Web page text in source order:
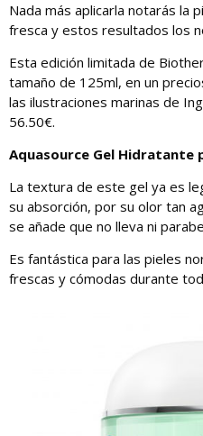
Nada más aplicarla notarás la
fresca y estos resultados los
Esta edición limitada de
tamaño de 125ml, en un
las ilustraciones marinas de
56.50€.
Aquasource Gel Hidratante
La textura de este gel ya es
su absorción, por su olor tan
se añade que no lleva ni
Es fantástica para las pieles
frescas y cómodas durante